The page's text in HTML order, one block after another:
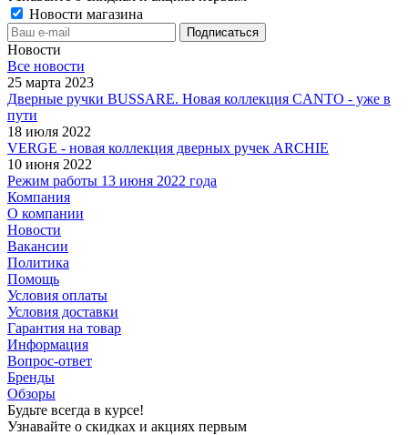
Новости магазина
Новости
Все новости
25 марта 2023
Дверные ручки BUSSARE. Новая коллекция CANTO - уже в
пути
18 июля 2022
VERGE - новая коллекция дверных ручек ARCHIE
10 июня 2022
Режим работы 13 июня 2022 года
Компания
О компании
Новости
Вакансии
Политика
Помощь
Условия оплаты
Условия доставки
Гарантия на товар
Информация
Вопрос-ответ
Бренды
Обзоры
Будьте всегда в курсе!
Узнавайте о скидках и акциях первым